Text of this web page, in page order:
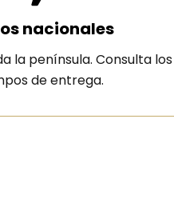
nacionales
la península. Consulta los
de entrega.